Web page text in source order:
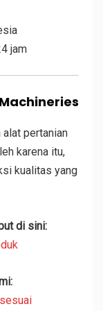
jam
alat pertanian
karena itu,
kualitas yang
di sini: